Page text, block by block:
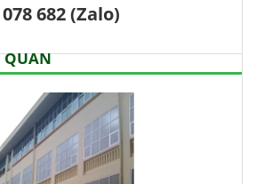
682 (Zalo)
QUAN